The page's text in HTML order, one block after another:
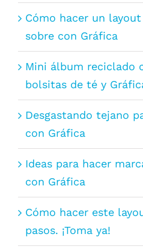
Cómo hacer un
sobre con Gráfica
Mini álbum reciclado
bolsitas de té y
Desgastando tejano
con Gráfica
Ideas para hacer
con Gráfica
Cómo hacer este
pasos. ¡Toma ya!